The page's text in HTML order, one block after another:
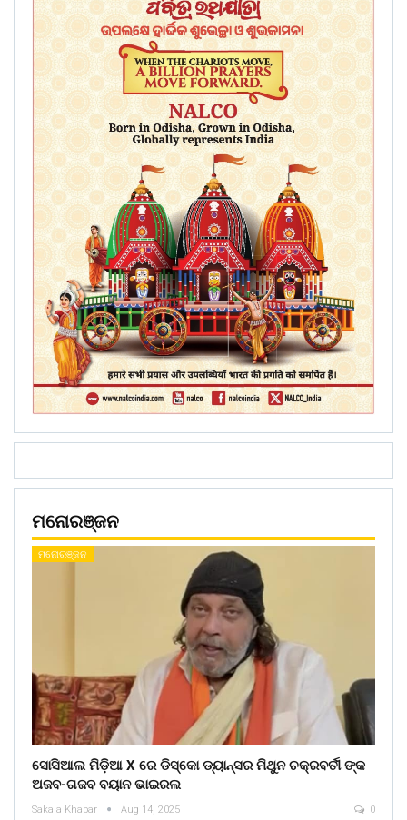
ମନୋରଞ୍ଜନ
ମନୋରଞ୍ଜନ
ସୋସିଆଲ ମିଡ଼ିଆ X ରେ ଡିସ୍କୋ ଡ୍ୟାନ୍ସର ମିଥୁନ ଚକ୍ରବର୍ତୀ ଙ୍କ
ଅଜବ-ଗଜବ ବୟାନ ଭାଇରଲ
Sakala Khabar Aug 14, 2025 0